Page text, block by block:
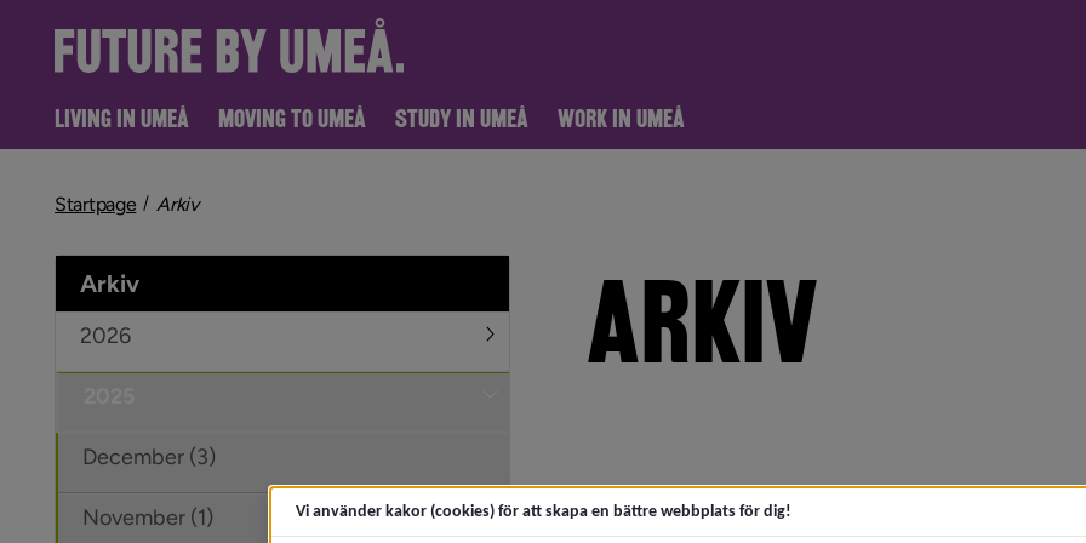
LIVING IN UMEÅ MOVING TO UMEÅ STUDY IN UMEÅ WORK IN UMEÅ
Startpage Arkivnivå i brödsmulenavigeringen
Arkiv
2026 Undermeny för 2026
December (3)
November (1)
ARKIV
Vi använder kakor (cookies) för att skapa en bättre webbplats för dig!